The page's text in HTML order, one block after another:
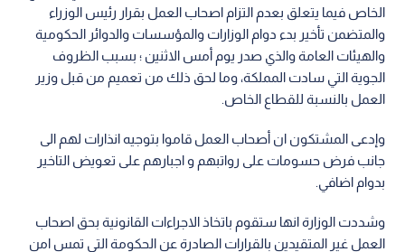
الخاص فيما يتعلق بعدم التزام اصحاب العمل بقرار رئيس الوزراء
والمتضمن تأخير بدء دوام الوزارات والمؤسسات والدوائر الحكومية
والهيئات العامة والذي صدر يوم أمس الاثنين ؛ بسبب الظروف
الجوية التي سادت المملكة، وما لحق ذلك من تعميم من قبل وزير
العمل بالنسبة للقطاع الخاص.
وإدعى المشتكون ان أصحاب العمل قاموا بتوجيه انذارات لهم الى
جانب فرض حسومات على رواتبهم و اجبارهم على تعويض التاخير
بدوام اضافي.
وشددت الوزارة انها ستقوم باتخاذ الاجراءات القانونية بحق اصحاب
العمل غير المتقيدين بالقرارات الصادرة عن الحكومة التي تمس امن